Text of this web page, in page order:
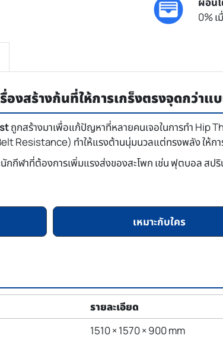
0% เ
งสร้างก้นที่ให้การเกร็งตรงจุดกว่าแ
ถูกสร้างมาเพื่อแก้ปัญหาที่หลายคนเจอในการทำ Hip
Resistance) ทำให้แรงต้านนุ่มนวลแต่ทรงพลัง ให้กา
กีฬาที่ต้องการเพิ่มแรงส่งของสะโพก เช่น ฟุตบอล ส
เหมาะกับใคร
รายละเอียด
1510 × 1570 × 900 mm